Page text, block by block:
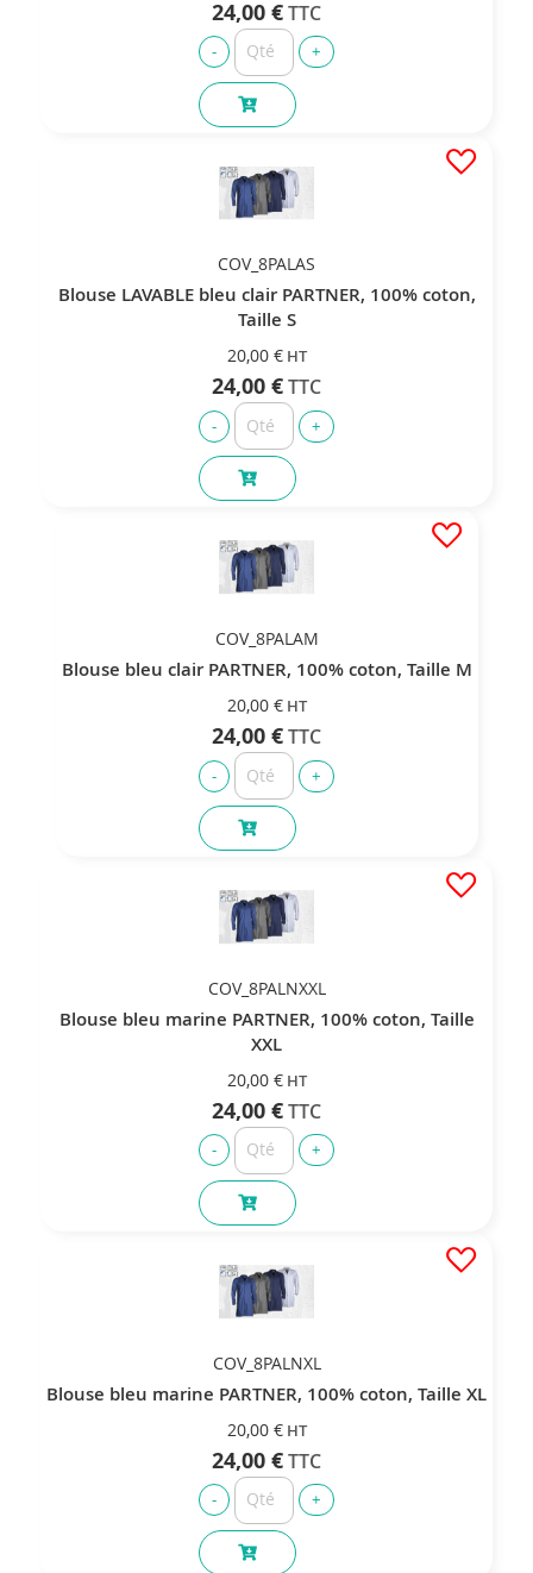
24,00 €
COV_8PALAS
Blouse LAVABLE bleu clair PARTNER, 100% coton,
Taille S
20,00 €
24,00 €
COV_8PALAM
Blouse bleu clair PARTNER, 100% coton, Taille M
20,00 €
24,00 €
COV_8PALNXXL
Blouse bleu marine PARTNER, 100% coton, Taille
XXL
20,00 €
24,00 €
COV_8PALNXL
Blouse bleu marine PARTNER, 100% coton, Taille XL
20,00 €
24,00 €